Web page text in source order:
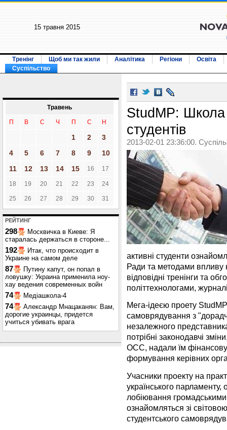
15 травня 2015
Тренінг Щоб ми так жили Аналітика Регіони
Освіта
Суспільство
Травень
П В С Ч П С Н
1 2
3
4
5 6 7 8 9
10
11
12 13 14 15 16 17
18 19 20 21 22 23 24
25 26 27 28 29 30 31
РЕЙТИНГ
298
Москвичка в Киеве: Я
старалась держаться в стороне...
192
Итак, что происходит в
Украине на самом деле
87
Путину капут, он попал в
ловушку: Украина применила ноу-
хау ведения современных войн
74 Медіашкола-4
74
Александр Мнацаканян: Вам,
дорогие украинцы, придется
учиться убивать врага
StudMP:
студентів
2013-02-01 23:36:00.
активні студенти
Ради та методами впливу
відповідні тренінги та
політтехнологами,
Мега-ідеєю проету
самоврядування з
незалежного
потрібні законодавчі
ОСС, надали їм
формування керівних
Учасники проекту на
українського
лобіювання громадськими
ознайомляться зі
студентського